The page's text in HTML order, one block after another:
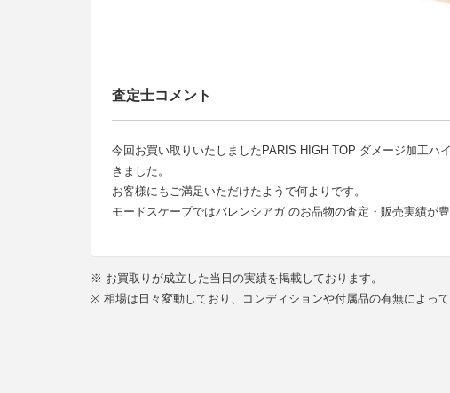
査定士コメント
今回お買い取りいたしましたPARIS HIGH TOP ダメージ加工ハ
きました。
お客様にもご満足いただけたようで何よりです。
モードスケープではバレンシアガ のお品物の査定・販売実績が
※ お買取りが成立した当日の実績を掲載しております。
※ 相場は日々変動しており、コンディションや付属品の有無によっ